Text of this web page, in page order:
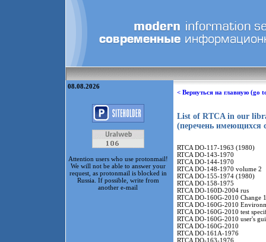
08.08.2026
Attention users who use protonmail!
We will not be able to answer your
request, as protonmail is blocked in
Russia. If possible, write from
another e-mail
< Вернуться на главную (go
List of RTCA in our
(перечень имеющихся
RTCA DO-117-1963 (1980)
RTCA DO-143-1970
RTCA DO-144-1970
RTCA DO-148-1970 volume 2
RTCA DO-155-1974 (1980)
RTCA DO-158-1975
RTCA DO-160D-2004 rus
RTCA DO-160G-2010 Change
RTCA DO-160G-2010
RTCA DO-160G-2010 test
RTCA DO-160G-2010 user's
RTCA DO-160G-2010
RTCA DO-161A-1976
RTCA DO-163-1976